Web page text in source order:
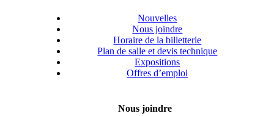
Nouvelles
Nous joindre
Horaire de la billetterie
Plan de salle et devis technique
Expositions
Offres d’emploi
Nous joindre